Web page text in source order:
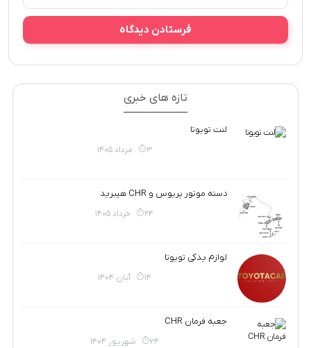
تازه های خبری
لنت تویوتا
3 مرداد 1405
دسته موتور پریوس و CHR هیبرید
24 خرداد 1405
لوازم یدکی تویوتا
14 آبان 1404
جعبه فرمان CHR
24 شهریور 1404